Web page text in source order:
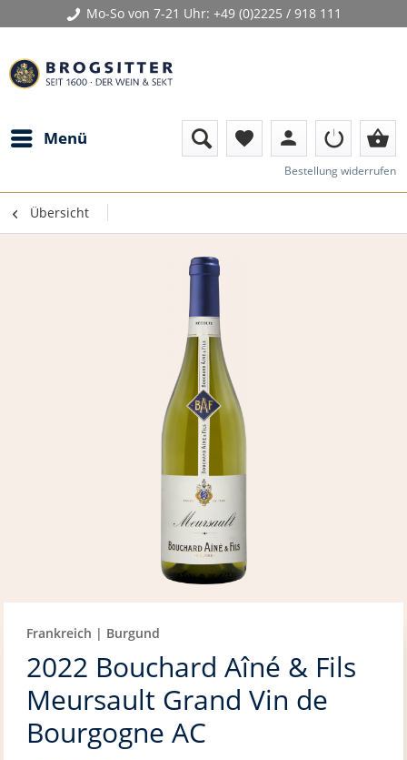
Mo-So von 7-21 Uhr: +49 (0)2225 / 918 111
Menü favorite person shopping_basket
Bestellung widerrufen
Übersicht
Frankreich | Burgund
2022 Bouchard Aîné & Fils
Meursault Grand Vin de
Bourgogne AC